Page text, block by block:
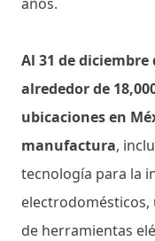
Al 31 de diciembre
alrededor de
ubicaciones en
manufactura,
tecnología para la
de herramientas